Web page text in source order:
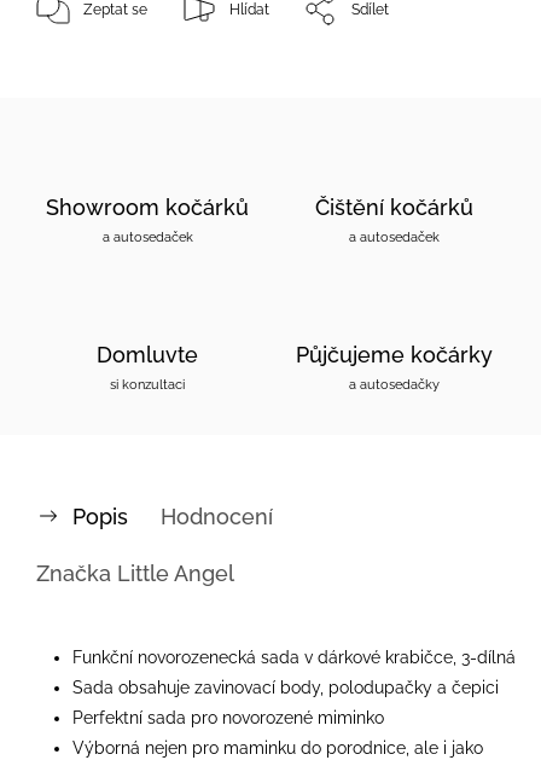
Zeptat se Hlídat Sdílet
Showroom kočárků
a autosedaček
Čištění kočárků
a autosedaček
Domluvte
si konzultaci
Půjčujeme kočárky
a autosedačky
Popis Hodnocení
Značka Little Angel
Funkční novorozenecká sada v dárkové krabičce, 3-dílná
Sada obsahuje zavinovací body, polodupačky a čepici
Perfektní sada pro novorozené miminko
Výborná nejen pro maminku do porodnice, ale i jako